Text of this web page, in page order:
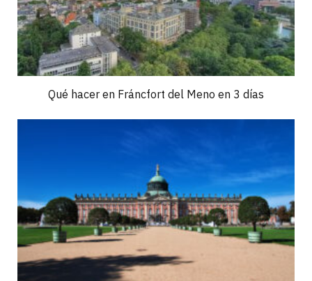
Qué hacer en Fráncfort del Meno en 3 días